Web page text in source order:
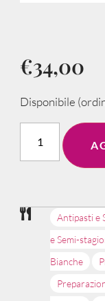
€34,00
Disponibile
Antipasti e
e Semi-
Bianche